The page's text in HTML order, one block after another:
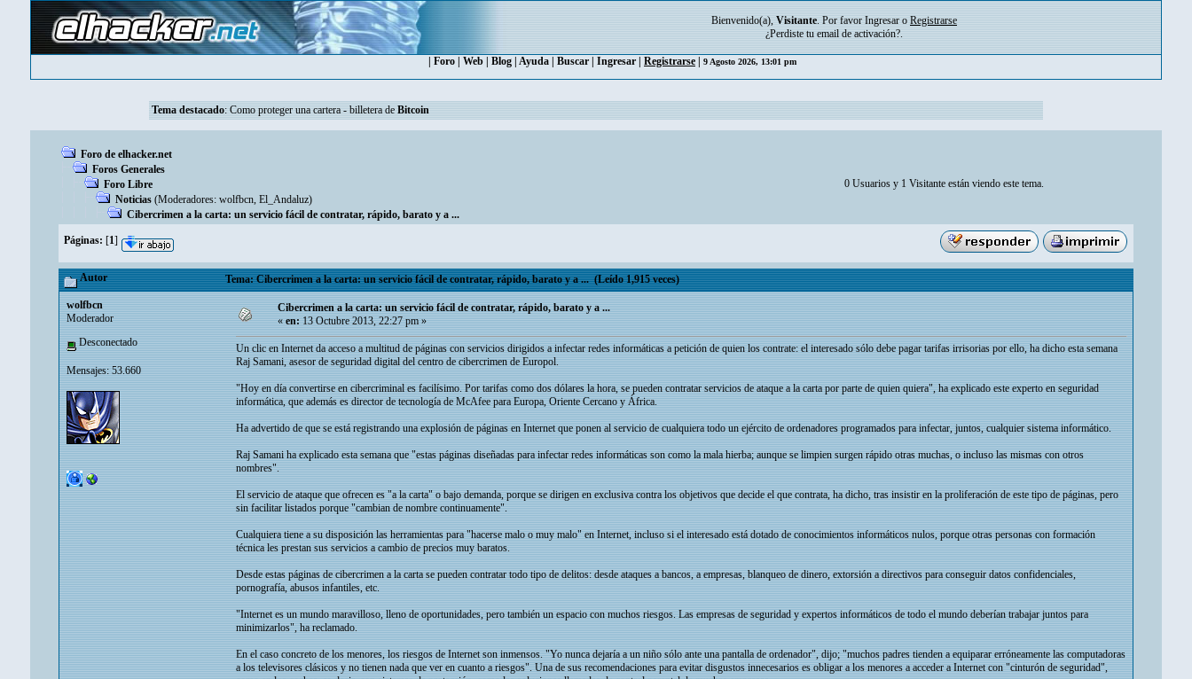
Bienvenido(a), Visitante. Por favor Ingresar o Registrarse
¿Perdiste tu email de activación?.
Foro Web Blog Ayuda Buscar Ingresar Registrarse 9 Agosto 2026, 13:01 pm
Tema destacado: Como proteger una cartera - billetera de Bitcoin
Foro de elhacker.net
Foros Generales
Foro Libre
Noticias (Moderadores: wolfbcn, El_Andaluz)
Cibercrimen a la carta: un servicio fácil de contratar, rápido, barato y a ...
0 Usuarios y 1 Visitante están viendo este tema.
Páginas: [1]
Autor Tema: Cibercrimen a la carta: un servicio fácil de contratar, rápido, barato y a ... (Leído 1,915 veces)
wolfbcn
Moderador
Desconectado
Mensajes: 53.660
Cibercrimen a la carta: un servicio fácil de contratar, rápido, barato y a ...
«en:13 Octubre 2013, 22:27 pm »
Un clic en Internet da acceso a multitud de páginas con servicios dirigidos a infectar redes informáticas a petición de quien los contrate: el interesado sólo debe pagar tarifas irrisorias por ello, ha dicho esta semana
Raj Samani, asesor de seguridad digital del centro de cibercrimen de Europol.
"Hoy en día convertirse en cibercriminal es facilísimo. Por tarifas como dos dólares la hora, se pueden contratar servicios de ataque a la carta por parte de quien quiera", ha explicado este experto en seguridad
informática, que además es director de tecnología de McAfee para Europa, Oriente Cercano y África.
Ha advertido de que se está registrando una explosión de páginas en Internet que ponen al servicio de cualquiera todo un ejército de ordenadores programados para infectar, juntos, cualquier sistema informático.
Raj Samani ha explicado esta semana que "estas páginas diseñadas para infectar redes informáticas son como la mala hierba; aunque se limpien surgen rápido otras muchas, o incluso las mismas con otros
nombres".
El servicio de ataque que ofrecen es "a la carta" o bajo demanda, porque se dirigen en exclusiva contra los objetivos que decide el que contrata, ha dicho, tras insistir en la proliferación de este tipo de páginas, pero
sin facilitar listados porque "cambian de nombre continuamente".
Cualquiera tiene a su disposición las herramientas para "hacerse malo o muy malo" en Internet, incluso si el interesado está dotado de conocimientos informáticos nulos, porque otras personas con formación
técnica les prestan sus servicios a cambio de precios muy baratos.
Desde estas páginas de cibercrimen a la carta se pueden contratar todo tipo de delitos: desde ataques a bancos, a empresas, blanqueo de dinero, extorsión a directivos para conseguir datos confidenciales,
pornografía, abusos infantiles, etc.
"Internet es un mundo maravilloso, lleno de oportunidades, pero también un espacio con muchos riesgos. Las empresas de seguridad y expertos informáticos de todo el mundo deberían trabajar juntos para
minimizarlos", ha reclamado.
En el caso concreto de los menores, los riesgos de Internet son inmensos. "Yo nunca dejaría a un niño sólo ante una pantalla de ordenador", dijo; "muchos padres tienden a equiparar erróneamente las computadoras
a los televisores clásicos y no tienen nada que ver en cuanto a riesgos". Una de sus recomendaciones para evitar disgustos innecesarios es obligar a los menores a acceder a Internet con "cinturón de seguridad",